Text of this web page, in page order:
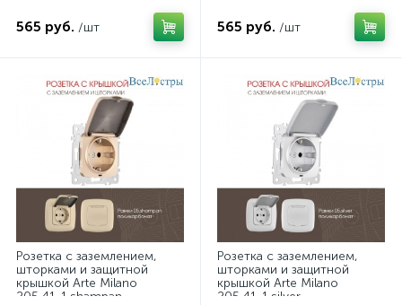
565 руб. /шт 565 руб. /шт
Розетка с заземлением,
шторками и защитной
крышкой Arte Milano
205.41-1.shampan
Розетка с заземлением,
шторками и защитной
крышкой Arte Milano
205.41-1.silver